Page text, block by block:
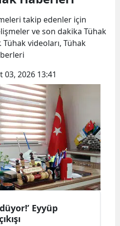
Bingöl
Bitlis
Bolu
Burdur
Bursa
Çanakkale
Çankırı
Çorum
Denizli
Diyarbakır
takip edenler için
ve son dakika Tühak
videoları, Tühak
03, 2026 13:41
Eyyüp